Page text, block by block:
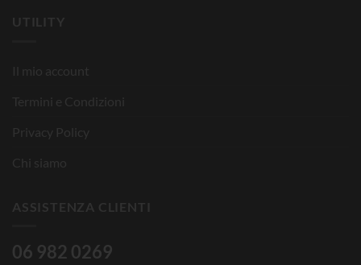
UTILITY
Il mio account
Termini e Condizioni
Privacy Policy
Chi siamo
ASSISTENZA CLIENTI
06 982 0269